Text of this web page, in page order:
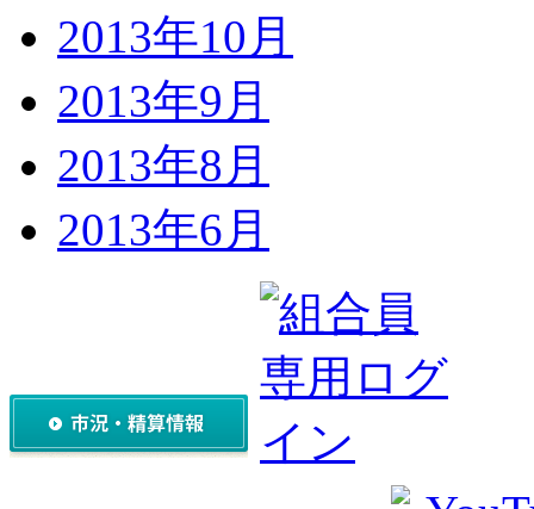
2013年10月
2013年9月
2013年8月
2013年6月